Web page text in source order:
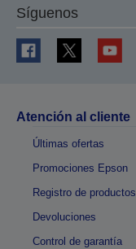
Síguenos
Atención al cliente
Últimas ofertas
Promociones Epson
Registro de productos
Devoluciones
Control de garantía